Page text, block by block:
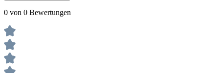
0 von 0 Bewertungen